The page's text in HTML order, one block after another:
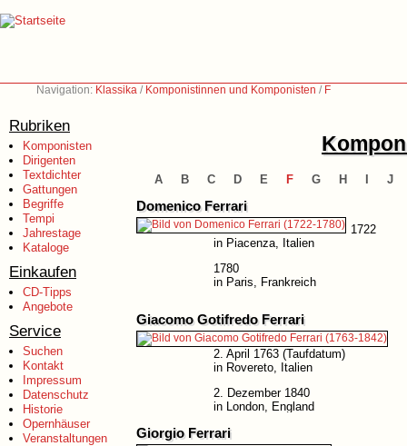
Navigation: Klassika / Komponistinnen und Komponisten / F
Rubriken
Komponisten
Dirigenten
Textdichter
Gattungen
Begriffe
Tempi
Jahrestage
Kataloge
Einkaufen
CD-Tipps
Angebote
Service
Suchen
Kontakt
Impressum
Datenschutz
Historie
Opernhäuser
Veranstaltungen
A B C D E F G H J
Domenico Ferrari
1722
in Piacenza, Italien
1780
in Paris, Frankreich
Giacomo Gotifredo Ferrari
2. April 1763 (Taufdatum)
in Rovereto, Italien
2. Dezember 1840
in London, England
Giorgio Ferrari